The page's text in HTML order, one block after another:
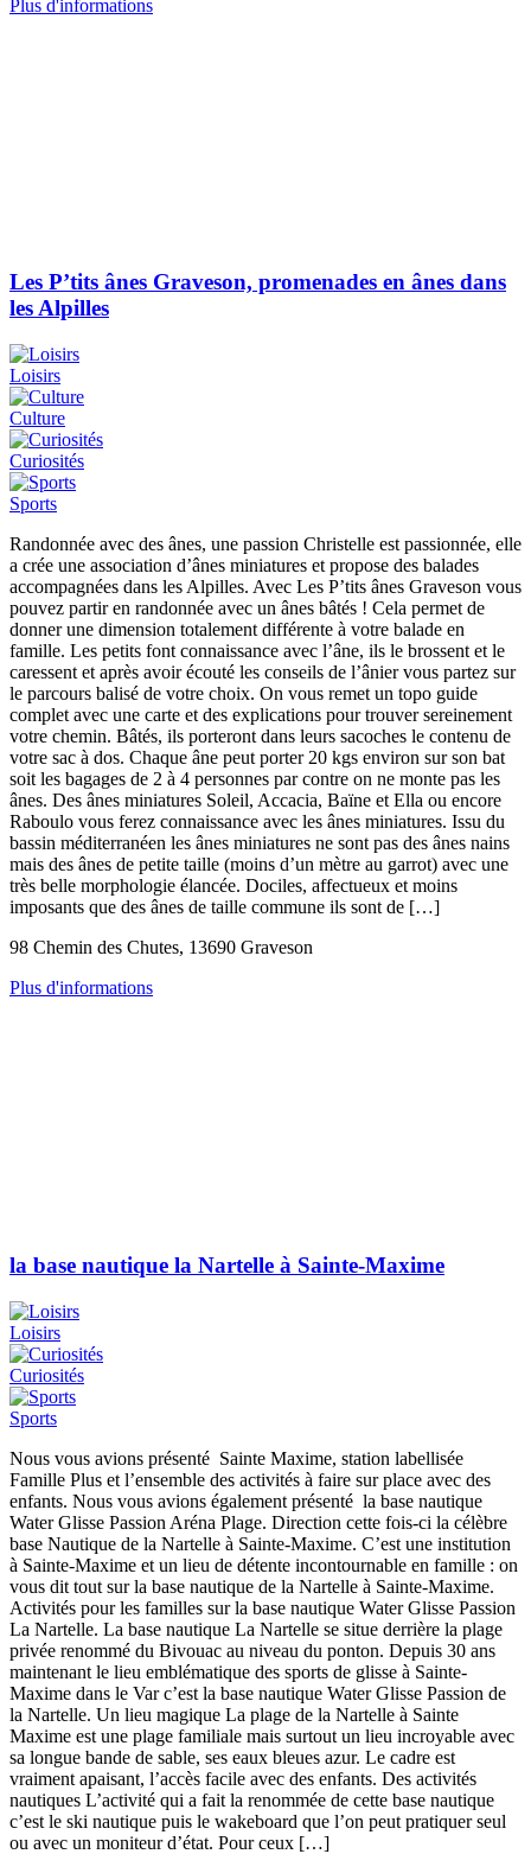
Plus d'informations
Les P’tits ânes Graveson, promenades en ânes dans
les Alpilles
Loisirs
Culture
Curiosités
Sports
Randonnée avec des ânes, une passion Christelle est passionnée, elle
a crée une association d’ânes miniatures et propose des balades
accompagnées dans les Alpilles. Avec Les P’tits ânes Graveson vous
pouvez partir en randonnée avec un ânes bâtés ! Cela permet de
donner une dimension totalement différente à votre balade en
famille. Les petits font connaissance avec l’âne, ils le brossent et le
caressent et après avoir écouté les conseils de l’ânier vous partez sur
le parcours balisé de votre choix. On vous remet un topo guide
complet avec une carte et des explications pour trouver sereinement
votre chemin. Bâtés, ils porteront dans leurs sacoches le contenu de
votre sac à dos. Chaque âne peut porter 20 kgs environ sur son bat
soit les bagages de 2 à 4 personnes par contre on ne monte pas les
ânes. Des ânes miniatures Soleil, Accacia, Baïne et Ella ou encore
Raboulo vous ferez connaissance avec les ânes miniatures. Issu du
bassin méditerranéen les ânes miniatures ne sont pas des ânes nains
mais des ânes de petite taille (moins d’un mètre au garrot) avec une
très belle morphologie élancée. Dociles, affectueux et moins
imposants que des ânes de taille commune ils sont de […]
98 Chemin des Chutes, 13690 Graveson
Plus d'informations
la base nautique la Nartelle à Sainte-Maxime
Loisirs
Curiosités
Sports
Nous vous avions présenté Sainte Maxime, station labellisée
Famille Plus et l’ensemble des activités à faire sur place avec des
enfants. Nous vous avions également présenté la base nautique
Water Glisse Passion Aréna Plage. Direction cette fois-ci la célèbre
base Nautique de la Nartelle à Sainte-Maxime. C’est une institution
à Sainte-Maxime et un lieu de détente incontournable en famille : on
vous dit tout sur la base nautique de la Nartelle à Sainte-Maxime.
Activités pour les familles sur la base nautique Water Glisse Passion
La Nartelle. La base nautique La Nartelle se situe derrière la plage
privée renommé du Bivouac au niveau du ponton. Depuis 30 ans
maintenant le lieu emblématique des sports de glisse à Sainte-
Maxime dans le Var c’est la base nautique Water Glisse Passion de
la Nartelle. Un lieu magique La plage de la Nartelle à Sainte
Maxime est une plage familiale mais surtout un lieu incroyable avec
sa longue bande de sable, ses eaux bleues azur. Le cadre est
vraiment apaisant, l’accès facile avec des enfants. Des activités
nautiques L’activité qui a fait la renommée de cette base nautique
c’est le ski nautique puis le wakeboard que l’on peut pratiquer seul
ou avec un moniteur d’état. Pour ceux […]